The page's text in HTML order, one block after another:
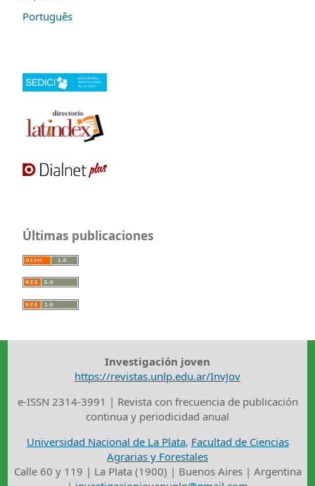
Português
Últimas publicaciones
Investigación joven
https://revistas.unlp.edu.ar/InvJov
e-ISSN 2314-3991 | Revista con frecuencia de publicación
continua y periodicidad anual
Universidad Nacional de La Plata, Facultad de Ciencias
Agrarias y Forestales
Calle 60 y 119 | La Plata (1900) | Buenos Aires | Argentina